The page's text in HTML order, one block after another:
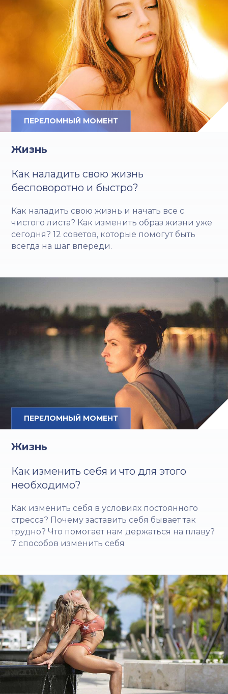
ПЕРЕЛОМНЫЙ МОМЕНТ
Жизнь
Как наладить свою жизнь
бесповоротно и быстро?
Как наладить свою жизнь и начать все с
чистого листа? Как изменить образ жизни уже
сегодня? 12 советов, которые помогут быть
всегда на шаг впереди.
ПЕРЕЛОМНЫЙ МОМЕНТ
Жизнь
Как изменить себя и что для этого
необходимо?
Как изменить себя в условиях постоянного
стресса? Почему заставить себя бывает так
трудно? Что помогает нам держаться на плаву?
7 способов изменить себя